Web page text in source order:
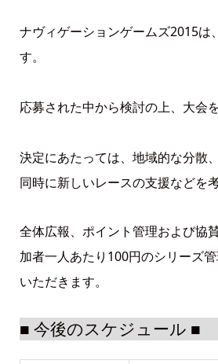
ナヴィゲーションゲームズ2015は
す。
応募された中から検討の上、大会
決定にあたっては、地域的な分散
同時に新しいレースの支援などを
全体広報、ポイント管理および協
加者一人あたり100円のシリーズ
いただきます。
■ 今後のスケジュール ■